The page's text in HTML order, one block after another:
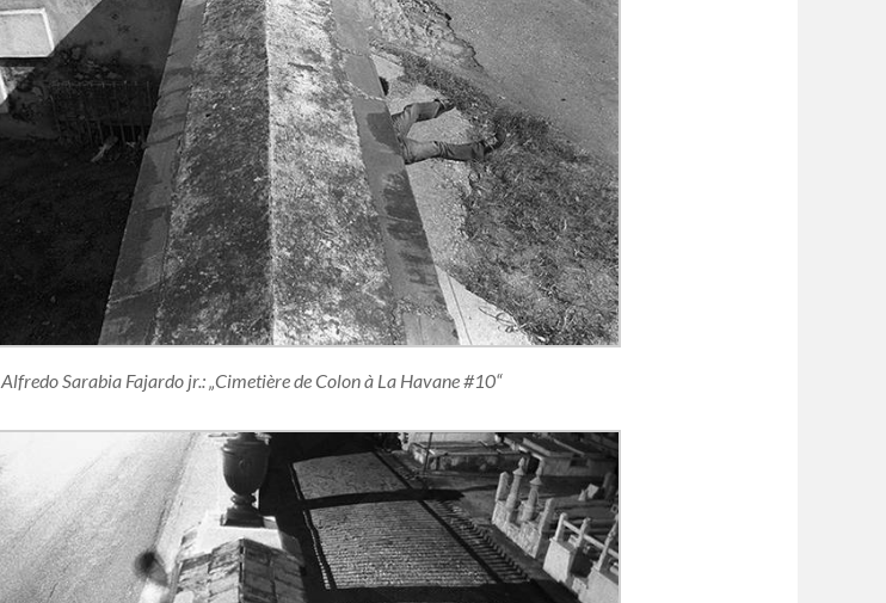
Alfredo Sarabia Fajardo jr.: „Cimetière de Colon à La Havane #10“